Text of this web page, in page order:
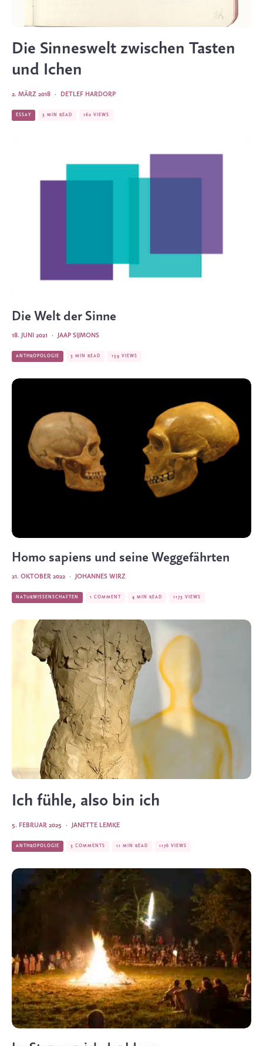
Die Sinneswelt zwischen Tasten
und Ichen
DETLEF HARDORP
·
2. MÄRZ 2018
ESSAY 3 MIN READ 160 VIEWS
Die Welt der Sinne
JAAP SIJMONS
·
18. JUNI 2021
ANTHROPOLOGIE 3 MIN READ 159 VIEWS
Homo sapiens und seine Weggefährten
JOHANNES WIRZ
·
21. OKTOBER 2022
NATURWISSENSCHAFTEN 1 COMMENT 4 MIN READ 1173 VIEWS
Ich fühle, also bin ich
JANETTE LEMKE
·
5. FEBRUAR 2025
ANTHROPOLOGIE 3 COMMENTS 11 MIN READ 1176 VIEWS